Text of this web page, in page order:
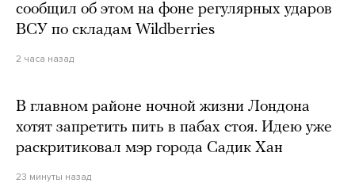
сообщил об этом на фоне регулярных ударов
ВСУ по складам Wildberries
2 часа назад
В главном районе ночной жизни Лондона
хотят запретить пить в пабах стоя. Идею уже
раскритиковал мэр города Садик Хан
23 минуты назад